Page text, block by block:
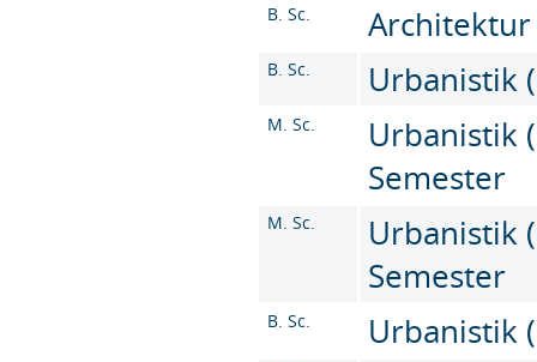
B. Sc.
Architektur
B. Sc. Urbanistik
M. Sc.
Urbanistik
Semester
M. Sc.
Urbanistik
Semester
B. Sc. Urbanistik